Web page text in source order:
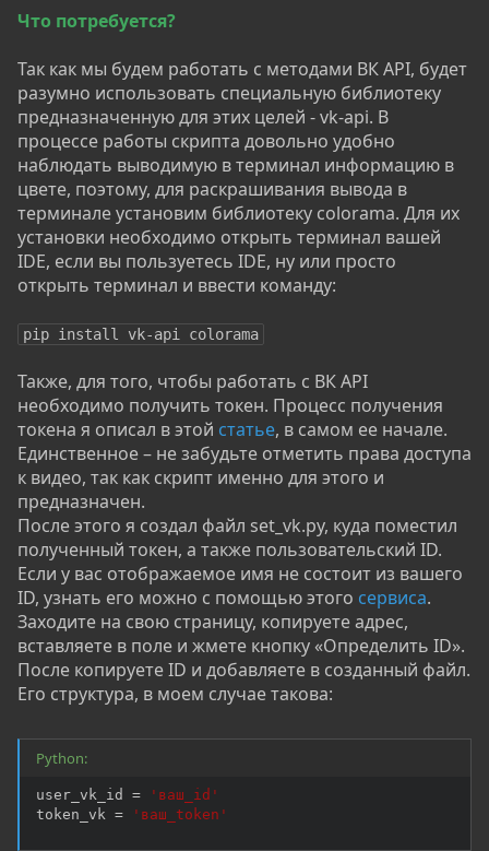
Что потребуется?
Так как мы будем работать с методами ВК API, будет
разумно использовать специальную библиотеку
предназначенную для этих целей - vk-api. В
процессе работы скрипта довольно удобно
наблюдать выводимую в терминал информацию в
цвете, поэтому, для раскрашивания вывода в
терминале установим библиотеку colorama. Для их
установки необходимо открыть терминал вашей
IDE, если вы пользуетесь IDE, ну или просто
открыть терминал и ввести команду:
pip install vk-api colorama
Также, для того, чтобы работать с ВК API
необходимо получить токен. Процесс получения
токена я описал в этой статье, в самом ее начале.
Единственное – не забудьте отметить права доступа
к видео, так как скрипт именно для этого и
предназначен.
После этого я создал файл set_vk.py, куда поместил
полученный токен, а также пользовательский ID.
Если у вас отображаемое имя не состоит из вашего
ID, узнать его можно с помощью этого сервиса.
Заходите на свою страницу, копируете адрес,
вставляете в поле и жмете кнопку «Определить ID».
После копируете ID и добавляете в созданный файл.
Его структура, в моем случае такова:
Python:
user_vk_id =
'ваш_id'
token_vk = 'ваш_token'